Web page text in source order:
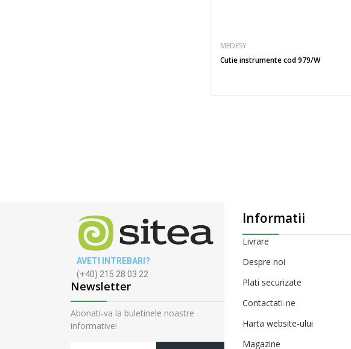
MEDESY
Cutie instrumente cod 979/W
AVETI INTREBARI?
(+40) 215 28 03 22
Newsletter
Abonati-va la buletinele noastre
informative!
Informatii
Livrare
Despre noi
Plati securizate
Contactati-ne
Harta website-ului
Magazine